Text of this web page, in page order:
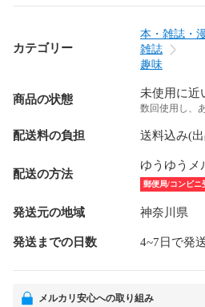
カテゴリー
本・雑誌・
雑誌
趣味
商品の状態 未使用に近
数回使用し、
配送料の負担 送料込み(
配送の方法
ゆうゆうメ
郵便局/コンビニ
発送元の地域 神奈川県
発送までの日数 4~7日で発
メルカリ安心への取り組み